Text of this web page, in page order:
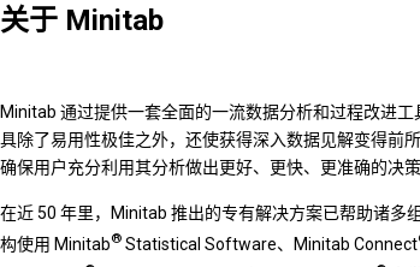
关于 Minitab
Minitab 通过提供一套全面的一流数据分析和过程改进
具除了易用性极佳之外，还使获得深入数据见解变得前
确保用户充分利用其分析做出更好、更快、更准确的决策
在近 50 年里，Minitab 推出的专有解决方案已帮助诸多
构使用 Minitab® Statistical Software、Minitab Connect